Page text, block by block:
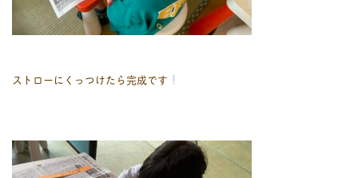
ストローにくっつけたら完成です